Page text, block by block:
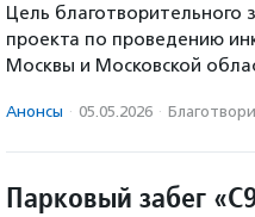
Цель благотворительного
проекта по проведению
Москвы и Московской
Анонсы · 05.05.2026 ·
Парковый забег